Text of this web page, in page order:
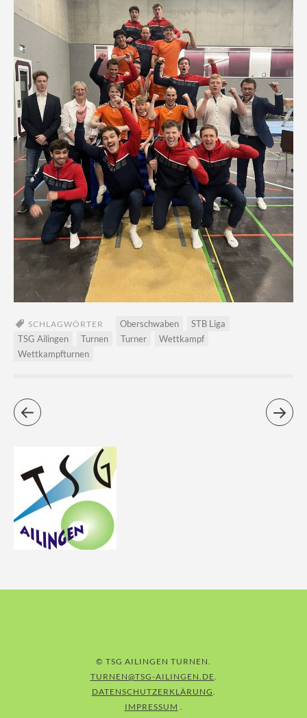
SCHLAGWÖRTER Oberschwaben
STB Liga
TSG Ailingen
Turnen Turner
Wettkampf
Wettkampfturnen
© TSG AILINGEN TURNEN
TURNEN@TSG-AILINGEN.DE
DATENSCHUTZERKLÄRUNG
IMPRESSUM